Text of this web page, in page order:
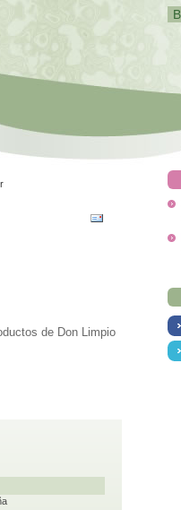
de Don Limpio